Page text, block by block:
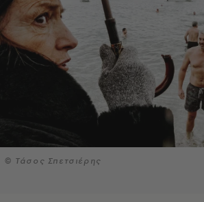
© Τάσος Σπετσιέρης